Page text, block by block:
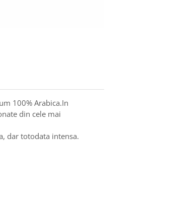
100% Arabica.In
din cele mai
dar totodata intensa.